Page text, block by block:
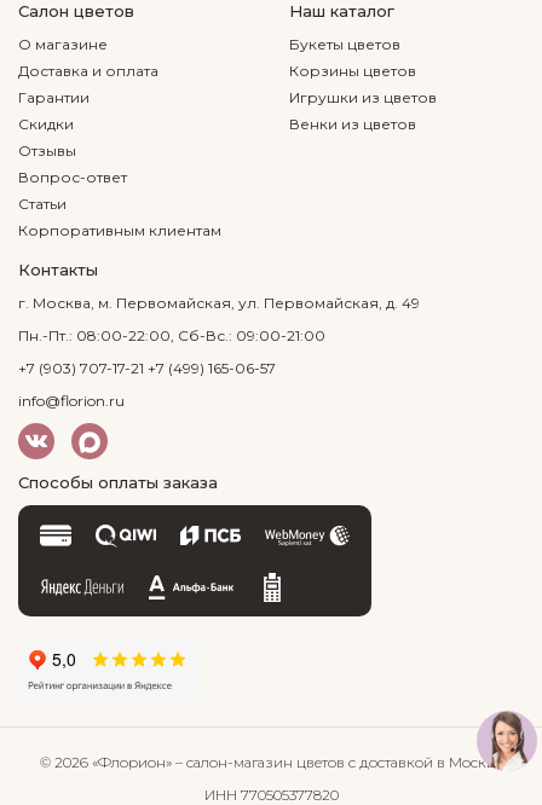
Салон цветов
О магазине
Доставка и оплата
Гарантии
Скидки
Отзывы
Вопрос-ответ
Статьи
Корпоративным клиентам
Наш каталог
Букеты цветов
Корзины цветов
Игрушки из цветов
Венки из цветов
Контакты
г. Москва, м. Первомайская, ул. Первомайская, д. 49
Пн.-Пт.: 08:00-22:00, Сб-Вс.: 09:00-21:00
+7 (903) 707-17-21 +7 (499) 165-06-57
info@florion.ru
Способы оплаты заказа
© 2026 «Флорион» – салон-магазин цветов с доставкой в Москве
ИНН 770505377820